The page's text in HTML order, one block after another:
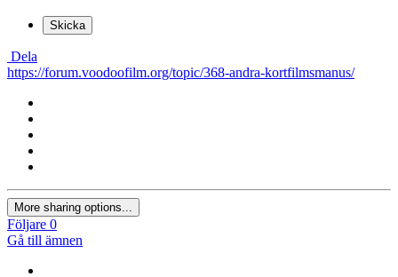
Skicka
Dela
https://forum.voodoofilm.org/topic/368-andra-kortfilmsmanus/
More sharing options...
Följare 0
Gå till ämnen